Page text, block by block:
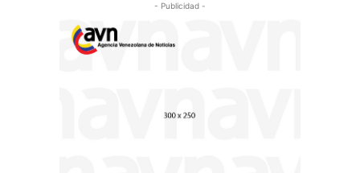
- Publicidad -